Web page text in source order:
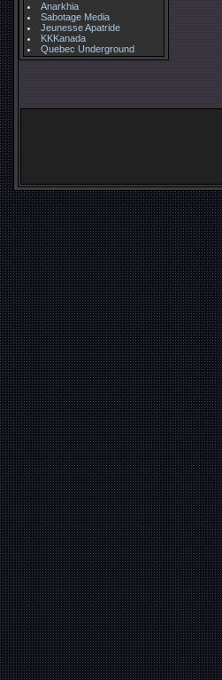
Anarkhia
Sabotage Media
Jeunesse Apatride
KKKanada
Quebec Underground